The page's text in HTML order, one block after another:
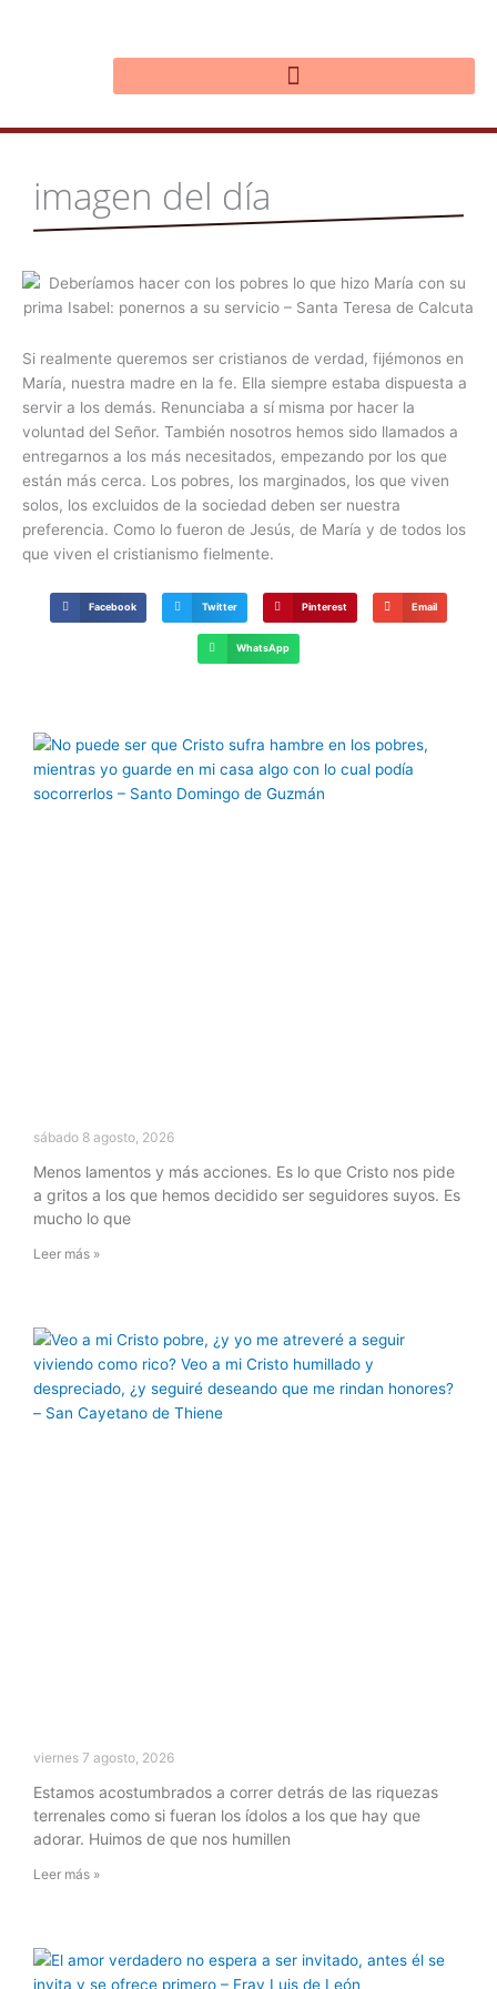
imagen del día
Si realmente queremos ser cristianos de verdad, fijémonos en
María, nuestra madre en la fe. Ella siempre estaba dispuesta a
servir a los demás. Renunciaba a sí misma por hacer la
voluntad del Señor. También nosotros hemos sido llamados a
entregarnos a los más necesitados, empezando por los que
están más cerca. Los pobres, los marginados, los que viven
solos, los excluidos de la sociedad deben ser nuestra
preferencia. Como lo fueron de Jesús, de María y de todos los
que viven el cristianismo fielmente.
Facebook Twitter Pinterest Email
WhatsApp
sábado 8 agosto, 2026
Menos lamentos y más acciones. Es lo que Cristo nos pide
a gritos a los que hemos decidido ser seguidores suyos. Es
mucho lo que
Leer más »
viernes 7 agosto, 2026
Estamos acostumbrados a correr detrás de las riquezas
terrenales como si fueran los ídolos a los que hay que
adorar. Huimos de que nos humillen
Leer más »
Página
PáginaPáginaPáginaPágina